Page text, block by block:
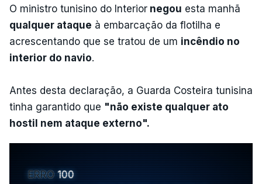
O ministro tunisino do Interior negou esta manhã
qualquer ataque à embarcação da flotilha e
acrescentando que se tratou de um incêndio no
interior do navio.
Antes desta declaração, a Guarda Costeira tunisina
tinha garantido que "não existe qualquer ato
hostil nem ataque externo".
ERRO 100